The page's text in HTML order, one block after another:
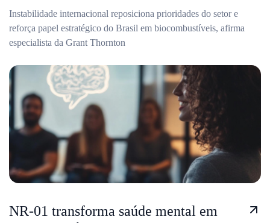
Instabilidade internacional reposiciona prioridades do setor e
reforça papel estratégico do Brasil em biocombustíveis, afirma
especialista da Grant Thornton
NR-01 transforma saúde mental em